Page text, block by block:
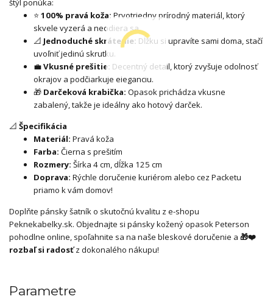
štýl ponúka:
⭐100% pravá koža: Prvotriedny prírodný materiál, ktorý
skvele vyzerá a neodiera sa.
📐 Jednoduché skrátenie: Dĺžku si upravíte sami doma, stačí
uvoľniť jedinú skrutku.
💼Vkusné prešitie: Decentný detail, ktorý zvyšuje odolnosť
okrajov a podčiarkuje eleganciu.
🎁 Darčeková krabička: Opasok prichádza vkusne
zabalený, takže je ideálny ako hotový darček.
📐 Špecifikácia
Materiál: Pravá koža
Farba: Čierna s prešitím
Rozmery: Šírka 4 cm, dĺžka 125 cm
Doprava: Rýchle doručenie kuriérom alebo cez Packetu
priamo k vám domov!
Doplňte pánsky šatník o skutočnú kvalitu z e-shopu
Peknekabelky.sk. Objednajte si pánsky kožený opasok Peterson
pohodlne online, spoľahnite sa na naše bleskové doručenie a 🎁❤️
rozbaľ si radosťz dokonalého nákupu!
Parametre